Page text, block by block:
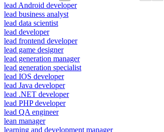
lead Android developer
lead business analyst
lead data scientist
lead developer
lead frontend developer
lead game designer
lead generation manager
lead generation specialist
lead IOS developer
lead Java developer
lead .NET developer
lead PHP developer
lead QA engineer
lean manager
learning and development manager